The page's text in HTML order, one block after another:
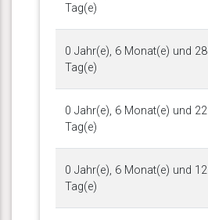
Tag(e)
0 Jahr(e), 6 Monat(e) und 28
Tag(e)
0 Jahr(e), 6 Monat(e) und 22
Tag(e)
0 Jahr(e), 6 Monat(e) und 12
Tag(e)